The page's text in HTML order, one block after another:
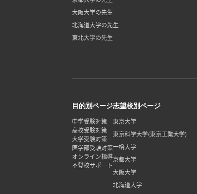
大阪大学の先生
北海道大学の先生
東北大学の先生
目的別ページ
中学受験対策
高校受験対策
大学受験対策
医学部受験対策
オンライン指導
不登校サポート
志望校別ページ
東京大学
東京科学大学(東京工業大学)
一橋大学
京都大学
大阪大学
北海道大学